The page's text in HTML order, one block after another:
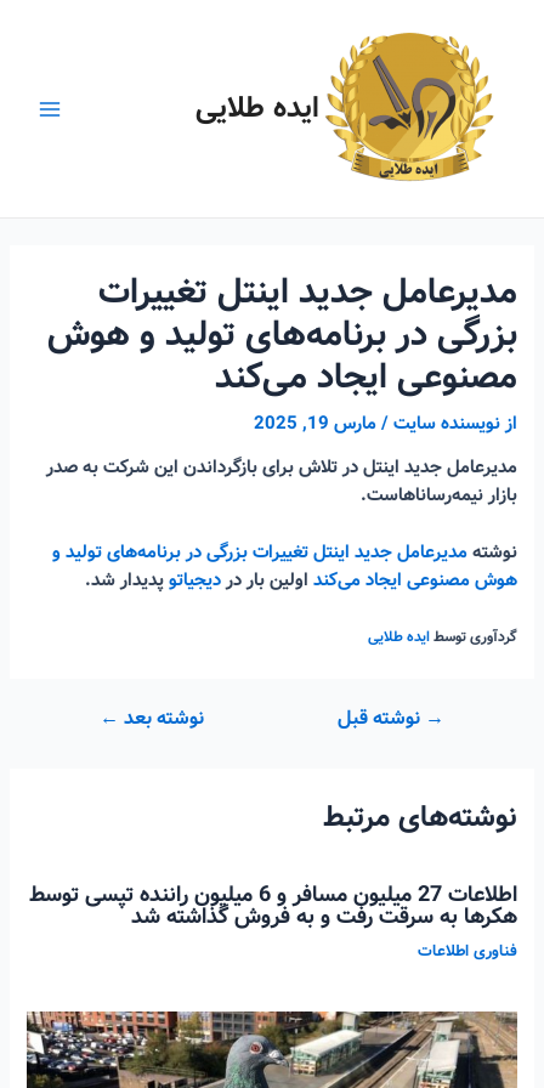
ایده طلایی
مدیرعامل جدید اینتل تغییرات
بزرگی در برنامه‌های تولید و هوش
مصنوعی ایجاد می‌کند
ازنویسنده سایت/مارس 19, 2025
مدیرعامل جدید اینتل در تلاش برای بازگرداندن این شرکت به صدر
بازار نیمه‌رساناهاست.
نوشتهمدیرعامل جدید اینتل تغییرات بزرگی در برنامه‌های تولید و
هوش مصنوعی ایجاد می‌کند اولین بار دردیجیاتوپدیدار شد.
گردآوری توسطایده طلایی
راهبری
→ نوشته قبل نوشته بعد ←
نوشته‌های مرتبط
اطلاعات 27 میلیون مسافر و 6 میلیون راننده تپسی توسط
هکرها به سرقت رفت و به فروش گذاشته شد
فناوری اطلاعات